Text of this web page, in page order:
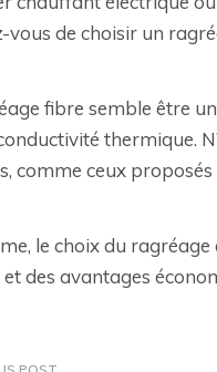
vous de choisir un
fibre semble être
thermique.
comme ceux
le choix du
des avantages